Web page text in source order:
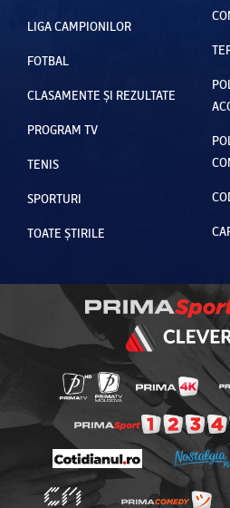
LIGA CAMPIONILOR
FOTBAL
CLASAMENTE ȘI REZULTATE
PROGRAM TV
TENIS
SPORTURI
TOATE ȘTIRILE